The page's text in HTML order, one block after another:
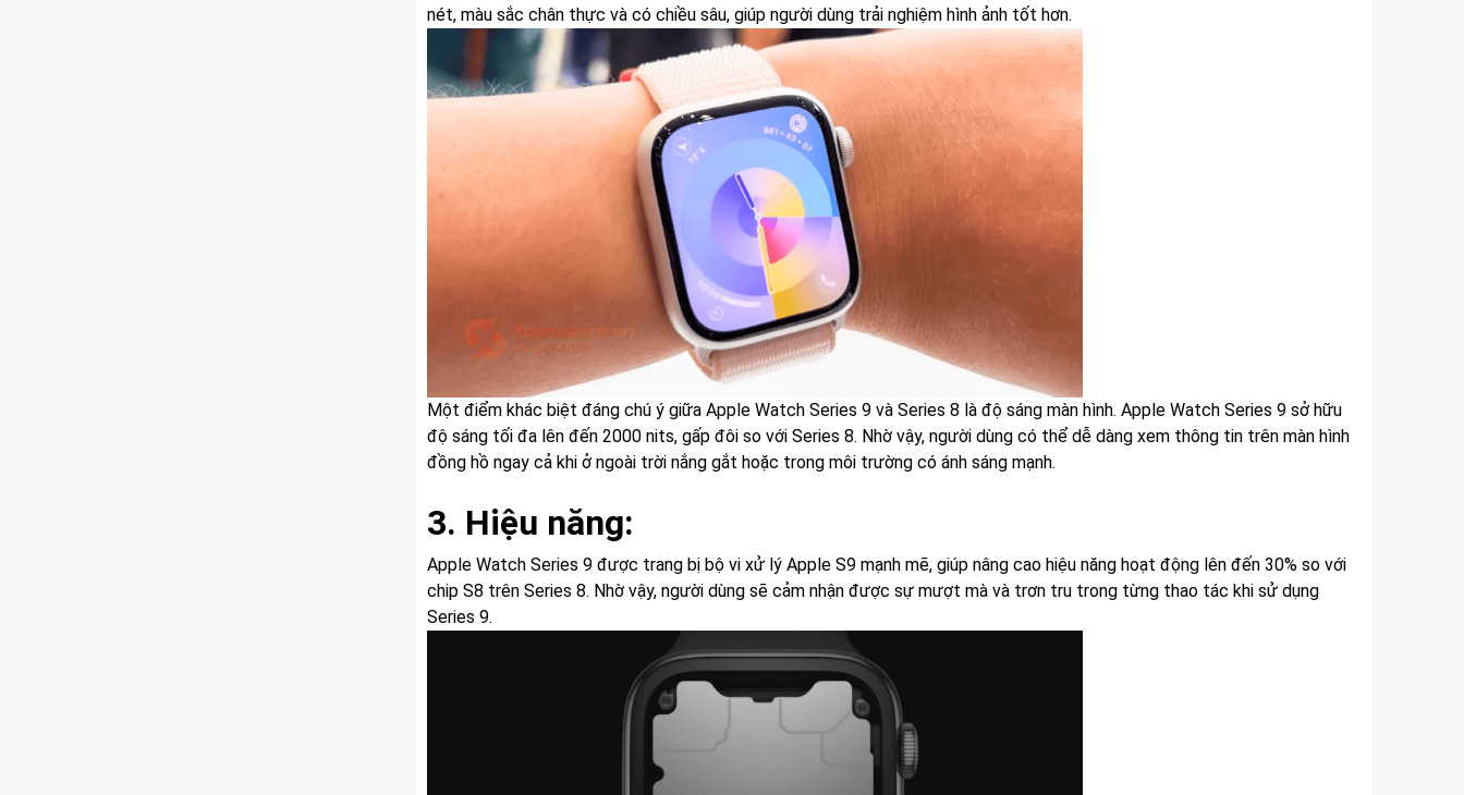
nét, màu sắc chân thực và có chiều sâu, giúp người dùng trải nghiệm hình ảnh tốt hơn.
Một điểm khác biệt đáng chú ý giữa Apple Watch Series 9 và Series 8 là độ sáng màn hình. Apple Watch Series 9 sở hữu
độ sáng tối đa lên đến 2000 nits, gấp đôi so với Series 8. Nhờ vậy, người dùng có thể dễ dàng xem thông tin trên màn hình
đồng hồ ngay cả khi ở ngoài trời nắng gắt hoặc trong môi trường có ánh sáng mạnh.
3. Hiệu năng:
Apple Watch Series 9 được trang bị bộ vi xử lý Apple S9 mạnh mẽ, giúp nâng cao hiệu năng hoạt động lên đến 30% so với
chip S8 trên Series 8. Nhờ vậy, người dùng sẽ cảm nhận được sự mượt mà và trơn tru trong từng thao tác khi sử dụng
Series 9.